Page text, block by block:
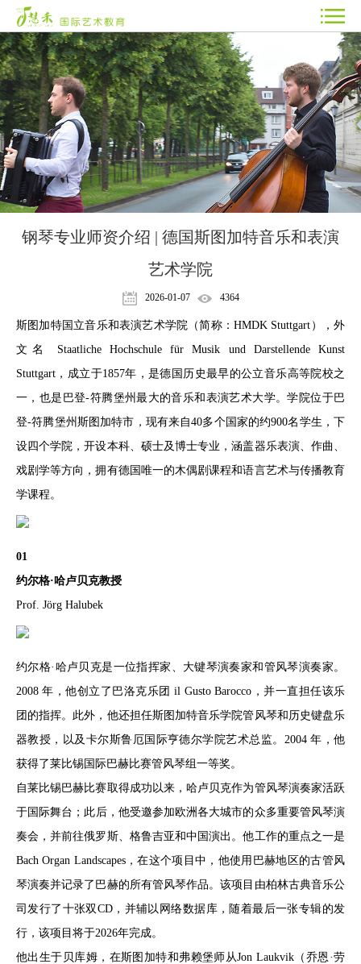
钢琴专业师资介绍 | 德国斯图加特音乐和表演
艺术学院
2026-01-07 4364
斯图加特国立音乐和表演艺术学院（简称：HMDK Stuttgart），外
文名 Staatliche Hochschule für Musik und Darstellende Kunst
Stuttgart，成立于1857年，是德国历史最早的公立音乐高等院校之
一，也是巴登-符腾堡州最大的音乐和表演艺术大学。学院位于巴
登-符腾堡州斯图加特市，现有来自40多个国家的约900名学生，下
设四个学院，开设本科、硕士及博士专业，涵盖器乐表演、作曲、
戏剧学等方向，拥有德国唯一的木偶剧课程和语言艺术与传播教育
学课程。
01
约尔格·哈卢贝克教授
Prof. Jörg Halubek
约尔格·哈卢贝克是一位指挥家、大键琴演奏家和管风琴演奏家。
2008 年，他创立了巴洛克乐团 il Gusto Barocco，并一直担任该乐
团的指挥。此外，他还担任斯图加特音乐学院管风琴和历史键盘乐
器教授，以及卡尔斯鲁厄国际亨德尔学院艺术总监。2004 年，他
获得了莱比锡国际巴赫比赛管风琴组一等奖。
自莱比锡巴赫比赛取得成功以来，哈卢贝克作为管风琴演奏家活跃
于国际舞台；此后，他受邀参加欧洲各大城市的众多重要管风琴演
奏会，并前往俄罗斯、格鲁吉亚和中国演出。他工作的重点之一是
Bach Organ Landscapes，在这个项目中，他使用巴赫地区的古管风
琴演奏并记录了巴赫的所有管风琴作品。该项目由柏林古典音乐公
司发行了十张双CD，并辅以网络数据库，随着最后一张专辑的发
行，该项目将于2026年完成。
他出生于贝库姆，在斯图加特和弗赖堡师从Jon Laukvik（乔恩·劳